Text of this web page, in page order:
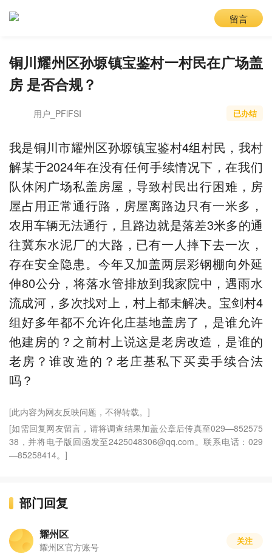
留言
铜川耀州区孙塬镇宝鉴村一村民在广场盖
房 是否合规？
用户_PFlFSI 已办结
我是铜川市耀州区孙塬镇宝鉴村4组村民，我村
解某于2024年在没有任何手续情况下，在我们
队休闲广场私盖房屋，导致村民出行困难，房
屋占用正常通行路，房屋离路边只有一米多，
农用车辆无法通行，且路边就是落差3米多的通
往冀东水泥厂的大路，已有一人摔下去一次，
存在安全隐患。今年又加盖两层彩钢棚向外延
伸80公分，将落水管排放到我家院中，遇雨水
流成河，多次找对上，村上都未解决。宝剑村4
组好多年都不允许化庄基地盖房了，是谁允许
他建房的？之前村上说这是老房改造，是谁的
老房？谁改造的？老庄基私下买卖手续合法
吗？
[此内容为网友反映问题，不得转载。]
[如需回复网友留言，请将调查结果加盖公章后传真至029—852575
38，并将电子版回函发至2425048306@qq.com。联系电话：029
—85258414。]
部门回复
耀州区
耀州区官方账号
关注